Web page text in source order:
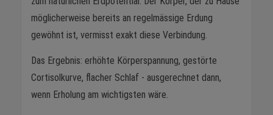
möglicherweise bereits an regelmässige Erdung
gewöhnt ist, vermisst exakt diese Verbindung.
Das Ergebnis: erhöhte Körperspannung, gestörte
Cortisolkurve, flacher Schlaf - ausgerechnet dann,
wenn Erholung am wichtigsten wäre.